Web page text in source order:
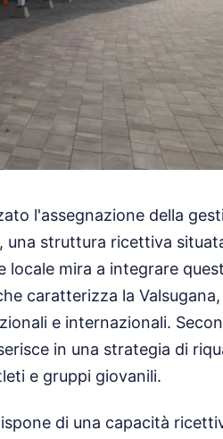
l'assegnazione della
struttura ricettiva
mira a integrare
caratterizza la
e internazionali.
in una strategia di
e gruppi giovanili.
di una capacità